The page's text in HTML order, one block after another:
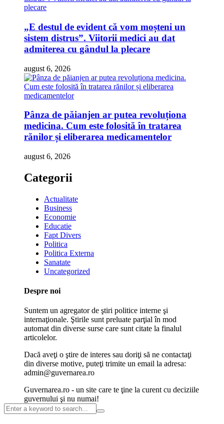
„E destul de evident că vom moșteni un
sistem distrus”. Viitorii medici au dat
admiterea cu gândul la plecare
august 6, 2026
Pânza de păianjen ar putea revoluționa
medicina. Cum este folosită în tratarea
rănilor și eliberarea medicamentelor
august 6, 2026
Categorii
Actualitate
Business
Economie
Educatie
Fapt Divers
Politica
Politica Externa
Sanatate
Uncategorized
Despre noi
Suntem un agregator de ştiri politice interne şi
internaţionale. Ştirile sunt preluate parţial în mod
automat din diverse surse care sunt citate la finalul
articolelor.
Dacă aveţi o ştire de interes sau doriţi să ne contactaţi
din diverse motive, puteţi trimite un email la adresa:
admin@guvernarea.ro
Guvernarea.ro - un site care te ţine la curent cu deciziile
guvernului şi nu numai!